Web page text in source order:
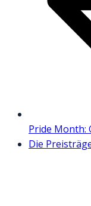
Pride Month:
Die